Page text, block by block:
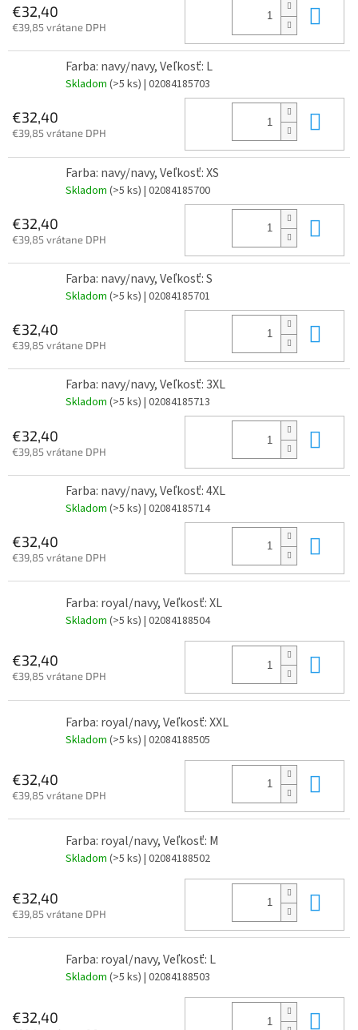
€32,40
€39,85 vrátane DPH
Farba: navy/navy, Veľkosť: L
Skladom (>5 ks) | 02084185703
€32,40
€39,85 vrátane DPH
Farba: navy/navy, Veľkosť: XS
Skladom (>5 ks) | 02084185700
€32,40
€39,85 vrátane DPH
Farba: navy/navy, Veľkosť: S
Skladom (>5 ks) | 02084185701
€32,40
€39,85 vrátane DPH
Farba: navy/navy, Veľkosť: 3XL
Skladom (>5 ks) | 02084185713
€32,40
€39,85 vrátane DPH
Farba: navy/navy, Veľkosť: 4XL
Skladom (>5 ks) | 02084185714
€32,40
€39,85 vrátane DPH
Farba: royal/navy, Veľkosť: XL
Skladom (>5 ks) | 02084188504
€32,40
€39,85 vrátane DPH
Farba: royal/navy, Veľkosť: XXL
Skladom (>5 ks) | 02084188505
€32,40
€39,85 vrátane DPH
Farba: royal/navy, Veľkosť: M
Skladom (>5 ks) | 02084188502
€32,40
€39,85 vrátane DPH
Farba: royal/navy, Veľkosť: L
Skladom (>5 ks) | 02084188503
€32,40